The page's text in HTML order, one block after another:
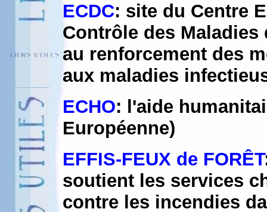
ECDC: site du Centre
Contrôle des
au renforcement des
aux maladies
ECHO: l'aide
Européenne)
EFFIS-FEUX de FORÊT
soutient les services
contre les incendies